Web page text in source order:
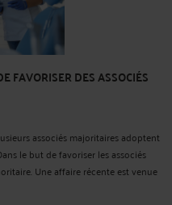
FAVORISER DES ASSOCIÉS
associés majoritaires adoptent
le but de favoriser les associés
Une affaire récente est venue